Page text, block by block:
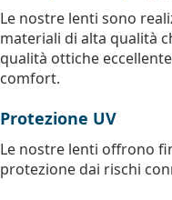
Le nostre lenti sono
materiali di alta qualità
qualità ottiche
comfort.
Protezione UV
Le nostre lenti offrono
protezione dai rischi